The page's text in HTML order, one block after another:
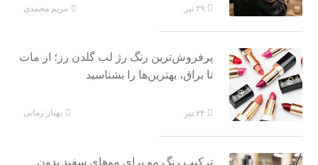
۲۹ تیر مریم محمدی
پرفروش‌ترین رنگ رژ لب گلدن رز؛ از مات
تا براق، بهترین‌ها را بشناسید
۲۴ تیر بهناز زمانی
ترکیب رنگ مو برای موهای سفید بدون